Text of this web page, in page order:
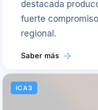
destacada
fuerte
regional.
Saber más
ICA3